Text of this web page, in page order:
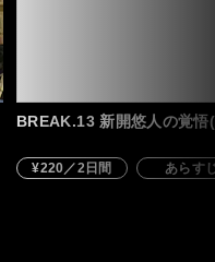
BREAK.13 新開悠人の覚悟
¥220／2日間 あらす